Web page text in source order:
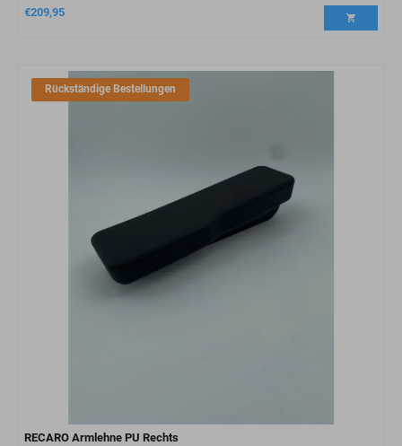
€209,95
Rückständige Bestellungen
RECARO Armlehne PU Rechts